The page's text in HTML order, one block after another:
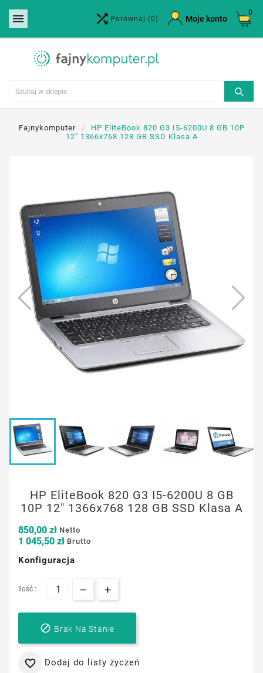
  Porównaj (0) Moje konto
0
Fajnykomputer
HP EliteBook 820 G3 I5-6200U 8 GB 10P
12" 1366x768 128 GB SSD Klasa A
HP EliteBook 820 G3 I5-6200U 8 GB
10P 12" 1366x768 128 GB SSD Klasa A
850,00 zł Netto
1 045,50 zł Brutto
Konfiguracja
Ilość :
 Brak Na Stanie
 Dodaj do listy życzeń
Utwórz listę życzeń ×
Nazwa listy życzeń
Anuluj Utwórz listę życzeń